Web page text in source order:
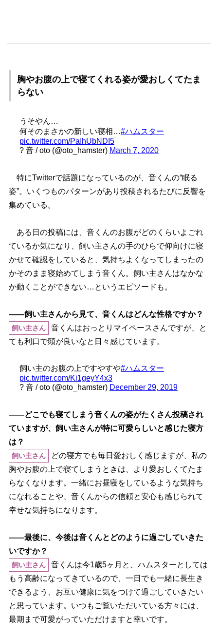
胸やお腹の上で寝てくれる姿が愛おしくてたま
らない
うそやん…
何そのまさかの新しい寝相…#ハムスター
pic.twitter.com/PaIhUbNDI5
? 音 / oto (@oto_hamster) March 7, 2020
特にTwitterで話題になっているのが、音くんの“眠る
姿”。いくつものパターンがあり投稿されるたびに反響を
集めている。
ある日の投稿には、音くんのお腹がどのくらいよごれ
ているか気になり、飼い主さんの手のひらで仰向けに寝
かせて確認をしていると、気持ちよくなってしまったの
かそのまま寝始めてしまう音くん。飼い主さんはなかな
か動くことができない…というエピソードも。
――飼い主さんから見て、音くんはどんな性格ですか？
飼い主さん
音くんはおっとりマイペースさんですが、と
ても利口で頭が良いなと日々感じています。
飼い主のお腹の上ですやす#ハムスター
pic.twitter.com/Ki1geyY4x3
? 音 / oto (@oto_hamster) December 29, 2019
――どこでも寝てしまう音くんの姿がたくさん投稿され
ていますが、飼い主さんが特に可愛らしいと感じた寝方
は？
飼い主さん
どの寝方でも毎日愛おしく感じますが、私の
胸やお腹の上で寝てしまうときは、より愛おしくてたま
らなくなります。一緒にお昼寝をしているような気持ち
になれることや、音くんからの信頼と安心も感じられて
幸せな気持ちになります。
――最後に、今後は音くんとどのように過ごしていきた
いですか？
飼い主さん
音くんは今1歳5ヶ月と、ハムスターとしては
もう高齢になってきているので、一日でも一緒に長生き
できるよう、お互い健康に気をつけて過ごしていきたい
と思っています。いつもご覧いただいている方々には、
最期まで可愛がっていただけますと幸いです。